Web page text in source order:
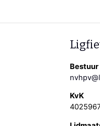
Bestuur
KvK